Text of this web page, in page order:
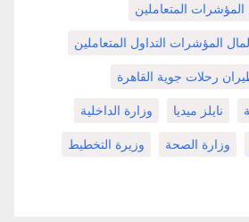
المتعاملين
المؤشرات التداول المتعاملين
رحلات جوية القاهرة
نايلز ميديا وزارة الداخلية
وزارة الصحة وزيرة التخطيط